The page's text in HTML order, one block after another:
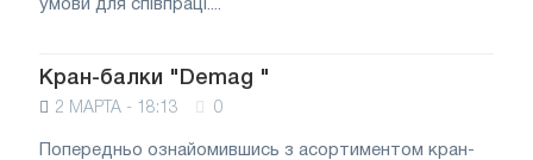
умови для співпраці....
Кран-балки "Demag "
2 МАРТА - 18:13 0
Попередньо ознайомившись з асортиментом кран-